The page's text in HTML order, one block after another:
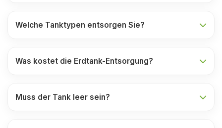
Welche Tanktypen entsorgen Sie?
Was kostet die Erdtank-Entsorgung?
Muss der Tank leer sein?